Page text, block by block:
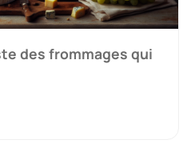
des frommages qui